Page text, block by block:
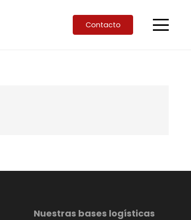
Contacto
Nuestras bases logísticas